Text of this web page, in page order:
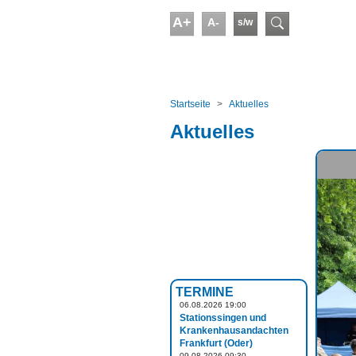
A+ A- s/w
Startseite
Aktuelles
Aktuelles
TERMINE
06.08.2026 19:00
Stationssingen und
Krankenhausandachten
Frankfurt (Oder)